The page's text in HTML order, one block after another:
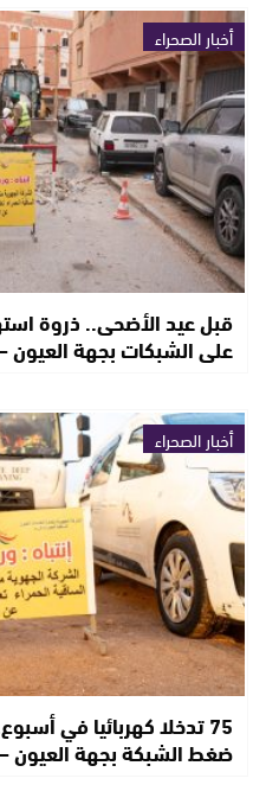
أخبار الصحراء
قبل عيد الأضحى.. ذروة
على الشبكات بجهة العيون
أخبار الصحراء
75 تدخلا كهربائيا في
ضغط الشبكة بجهة العيون